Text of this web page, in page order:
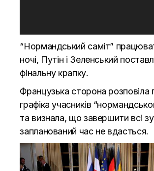
“Нормандський саміт”
ночі, Путін і Зеленський
фінальну крапку.
Французька сторона розповіла
графіка учасників
та визнала, що завершити всі
запланований час не вдасться.